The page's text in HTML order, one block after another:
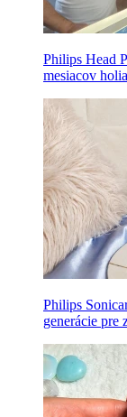
Philips Head
mesiacov
Philips
generácie pre